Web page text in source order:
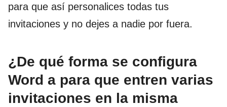
para que así personalices todas tus
invitaciones y no dejes a nadie por fuera.
¿De qué forma se configura
Word a para que entren varias
invitaciones en la misma